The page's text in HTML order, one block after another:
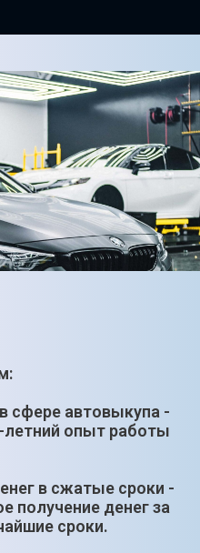
сфере автовыкупа -
опыт работы
в сжатые сроки -
получение денег за
сроки.